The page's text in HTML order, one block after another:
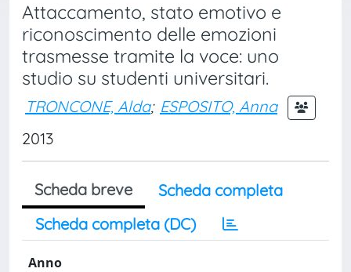
Attaccamento, stato emotivo e
riconoscimento delle emozioni
trasmesse tramite la voce: uno
studio su studenti universitari.
TRONCONE, Alda; ESPOSITO, Anna
2013
Scheda breve
Scheda completa
Scheda completa (DC)
Anno